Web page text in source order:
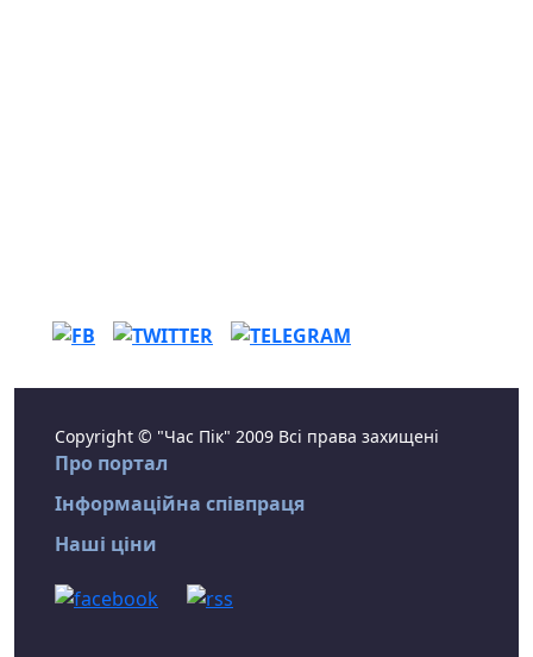
Copyright © "Час Пік" 2009 Всі права захищені
Про портал
Інформаційна співпраця
Наші ціни